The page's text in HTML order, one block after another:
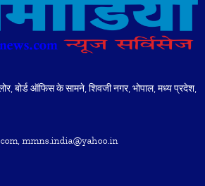
बोर्ड ऑफिस के सामने, शिवजी नगर, भोपाल, मध्य प्रदेश,
mmns.india@yahoo.in